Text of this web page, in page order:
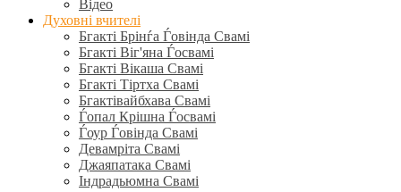
Відео
Духовні вчителі
Бгакті Брінѓа Ѓовінда Свамі
Бгакті Віг'яна Ѓосвамі
Бгакті Вікаша Свамі
Бгакті Тіртха Свамі
Бгактівайбхава Свамі
Ѓопал Крішна Ѓосвамі
Ѓоур Ѓовінда Свамі
Девамріта Свамі
Джаяпатака Свамі
Індрадьюмна Свамі